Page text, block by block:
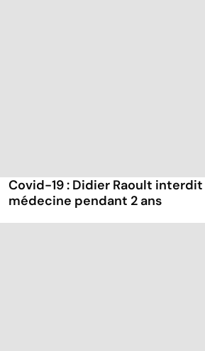
Covid-19 : Didier Raoult interdit
médecine pendant 2 ans